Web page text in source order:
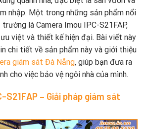
nhập. Một trong những sản phẩm nổi
là Camera Imou IPC-S21FAP,
việt và thiết kế hiện đại. Bài viết này
chi tiết về sản phẩm này và giới thiệu
giám sát Đà Nẵng, giúp bạn đưa ra
cho việc bảo vệ ngôi nhà của mình.
S21FAP – Giải pháp giám sát